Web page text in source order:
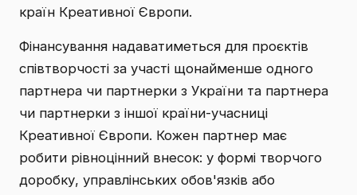
країн Креативної Європи.
Фінансування надаватиметься для проєктів
співтворчості за участі щонайменше одного
партнера чи партнерки з України та партнера
чи партнерки з іншої країни-учасниці
Креативної Європи. Кожен партнер має
робити рівноцінний внесок: у формі творчого
доробку, управлінських обов'язків або